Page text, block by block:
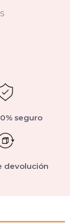
seguro
devolución